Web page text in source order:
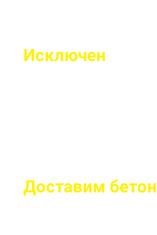
Исключен
Доставим бетон